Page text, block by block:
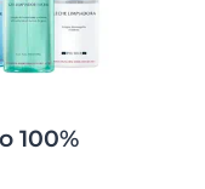
100%